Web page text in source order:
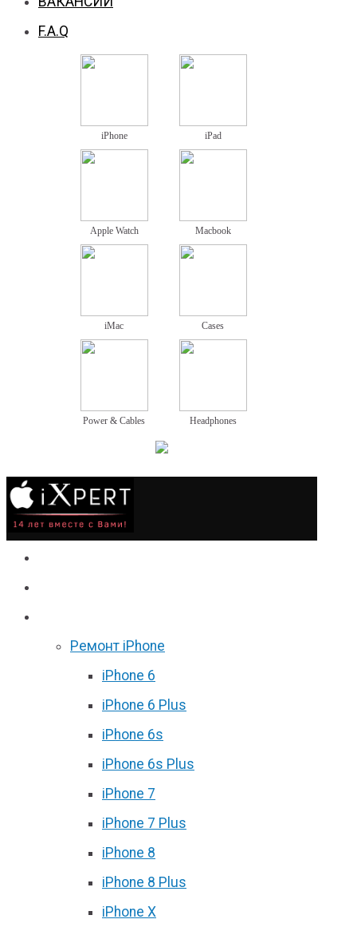
F.A.Q
iPhone iPad
Apple Watch Macbook
iMac Cases
Power & Cables Headphones
Ремонт iPhone
iPhone 6
iPhone 6 Plus
iPhone 6s
iPhone 6s Plus
iPhone 7
iPhone 7 Plus
iPhone 8
iPhone 8 Plus
iPhone X